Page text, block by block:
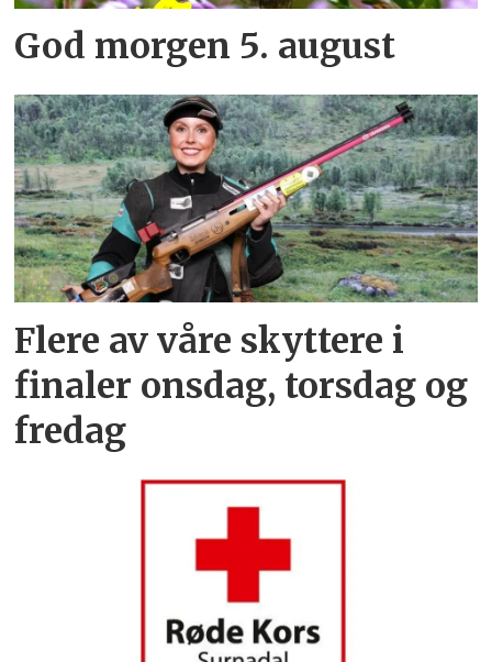
God morgen 5. august
Flere av våre skyttere i
finaler onsdag, torsdag og
fredag